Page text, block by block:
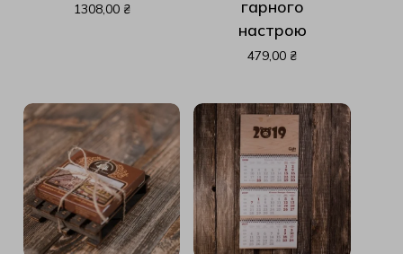
1308,00 ₴
гарного
настрою
479,00 ₴